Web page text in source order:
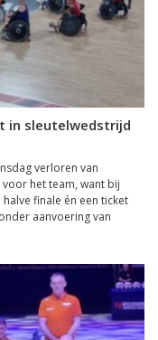
in sleutelwedstrijd
verloren van
voor het team, want bij
finale én een ticket
aanvoering van